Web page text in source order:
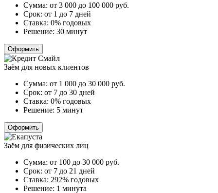
Сумма: от 3 000 до 100 000 руб.
Срок: от 1 до 7 дней
Ставка: 0% годовых
Решение: 30 минут
Оформить
Заём для новых клиентов
Сумма: от 1 000 до 30 000 руб.
Срок: от 7 до 30 дней
Ставка: 0% годовых
Решение: 5 минут
Оформить
Заём для физических лиц
Сумма: от 100 до 30 000 руб.
Срок: от 7 до 21 дней
Ставка: 292% годовых
Решение: 1 минута